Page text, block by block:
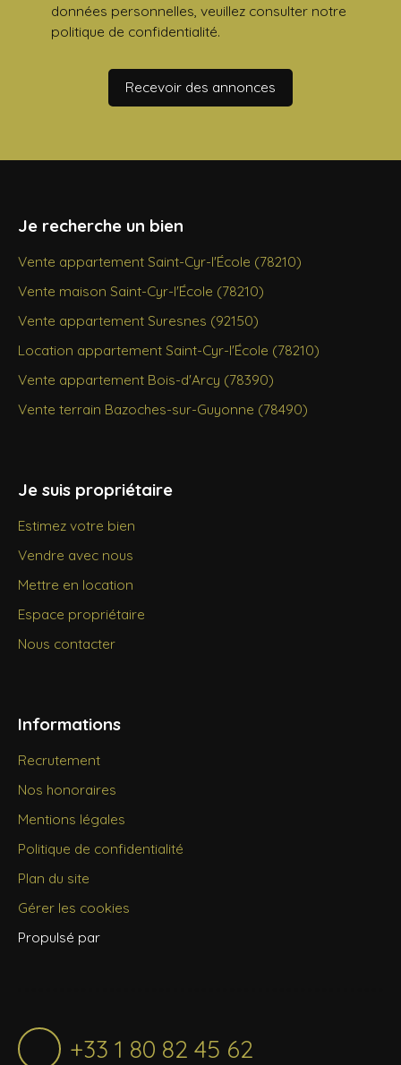
données personnelles, veuillez consulter notre
politique de confidentialité.
Recevoir des annonces
Je recherche un bien
Vente appartement Saint-Cyr-l'École (78210)
Vente maison Saint-Cyr-l'École (78210)
Vente appartement Suresnes (92150)
Location appartement Saint-Cyr-l'École (78210)
Vente appartement Bois-d'Arcy (78390)
Vente terrain Bazoches-sur-Guyonne (78490)
Je suis propriétaire
Estimez votre bien
Vendre avec nous
Mettre en location
Espace propriétaire
Nous contacter
Informations
Recrutement
Nos honoraires
Mentions légales
Politique de confidentialité
Plan du site
Gérer les cookies
Propulsé par
+33 1 80 82 45 62